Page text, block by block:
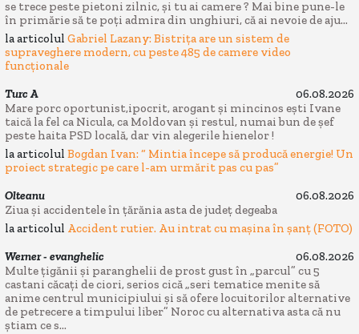
se trece peste pietoni zilnic, și tu ai camere ? Mai bine pune-le
în primărie să te poți admira din unghiuri, că ai nevoie de aju...
la articolul Gabriel Lazany: Bistrița are un sistem de
supraveghere modern, cu peste 485 de camere video
funcționale
Turc A
06.08.2026
Mare porc oportunist,ipocrit, arogant și mincinos ești Ivane
taică la fel ca Nicula, ca Moldovan și restul, numai bun de șef
peste haita PSD locală, dar vin alegerile hienelor !
la articolul Bogdan Ivan: “ Mintia începe să producă energie! Un
proiect strategic pe care l-am urmărit pas cu pas”
Olteanu
06.08.2026
Ziua și accidentele în țărănia asta de județ degeaba
la articolul Accident rutier. Au intrat cu mașina în șanț (FOTO)
Werner - evanghelic
06.08.2026
Multe țigănii și paranghelii de prost gust în „parcul” cu 5
castani căcați de ciori, serios cică „seri tematice menite să
anime centrul municipiului și să ofere locuitorilor alternative
de petrecere a timpului liber” Noroc cu alternativa asta că nu
știam ce s...